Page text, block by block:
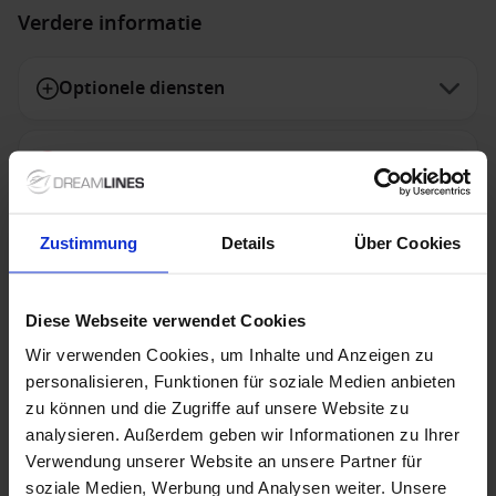
Zustimmung Details Über Cookies
Diese Webseite verwendet Cookies
Wir verwenden Cookies, um Inhalte und Anzeigen zu
personalisieren, Funktionen für soziale Medien anbieten
zu können und die Zugriffe auf unsere Website zu
analysieren. Außerdem geben wir Informationen zu Ihrer
Verwendung unserer Website an unsere Partner für
soziale Medien, Werbung und Analysen weiter. Unsere
Verdere informatie
Optionele diensten
Holland America Line - TOP 10 afvaarten
De TOP 10 cruises van Holland America Line zijn nu
tijdelijk extra scherp geprijsd! Deze selectie van
toproutes brengt je naar indrukwekkende
bestemmingen, van de ruige kliffen van de Britse
*TOP 10 aanbiedingen dienen bij bevestiging volledig